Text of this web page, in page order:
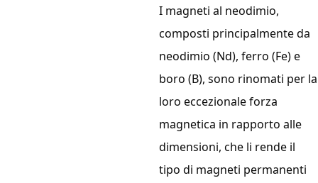
I magneti al neodimio,
composti principalmente da
neodimio (Nd), ferro (Fe) e
boro (B), sono rinomati per la
loro eccezionale forza
magnetica in rapporto alle
dimensioni, che li rende il
tipo di magneti permanenti